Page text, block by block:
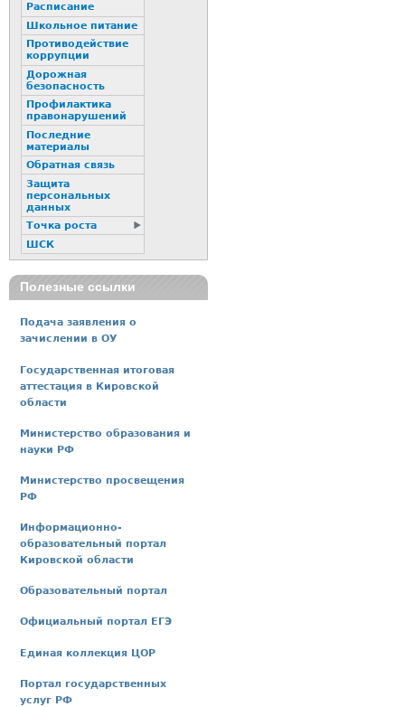
Расписание
Школьное питание
Пpотиводействие
коppупции
Дорожная
безопасность
Профилактика
пpaвонаpушений
Последние
материалы
Обратная связь
Защита
персональных
данных
Точка роста
ШСК
Полезные ссылки
Подача заявления о
зачислении в ОУ
Государственная итоговая
аттестация в Кировской
области
Министерство образования и
науки РФ
Министерство просвещения
РФ
Информационно-
образовательный портал
Кировской области
Образовательный портал
Официальный портал ЕГЭ
Единая коллекция ЦОР
Портал государственных
услуг РФ